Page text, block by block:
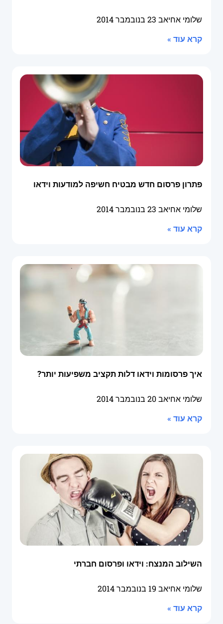
שלומי אחיאב 23 בנובמבר 2014
קרא עוד »
פתרון פרסום חדש מבטיח חשיפה למודעות וידאו
שלומי אחיאב 23 בנובמבר 2014
קרא עוד »
איך פרסומות וידאו דלות תקציב משפיעות יותר?
שלומי אחיאב20 בנובמבר 2014
קרא עוד »
השילוב המנצח: וידאו ופרסום חברתי
שלומי אחיאב 19 בנובמבר 2014
קרא עוד »